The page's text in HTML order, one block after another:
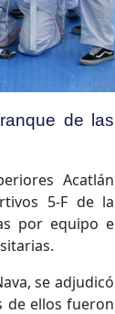
de las
Acatlán
5-F de la
por equipo e
se adjudicó
de ellos fueron